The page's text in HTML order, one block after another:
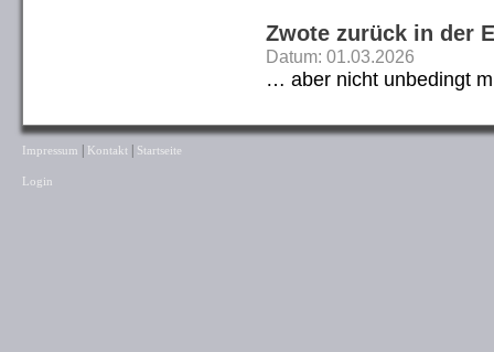
Zwote zurück in der
Datum: 01.03.2026
… aber nicht unbedingt
Impressum Kontakt Startseite
Login